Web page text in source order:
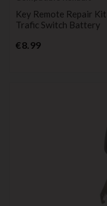
Key Remote Repair
Trafic Switch Battery
€8.99Price